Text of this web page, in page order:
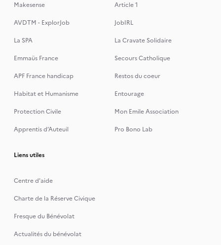
Makesense
Article 1
AVDTM - ExplorJob
JobIRL
La SPA
La Cravate Solidaire
Emmaüs France
Secours Catholique
APF France handicap
Restos du coeur
Habitat et Humanisme
Entourage
Protection Civile
Mon Emile Association
Apprentis d’Auteuil
Pro Bono Lab
Liens utiles
Centre d'aide
Charte de la Réserve Civique
Fresque du Bénévolat
Actualités du bénévolat